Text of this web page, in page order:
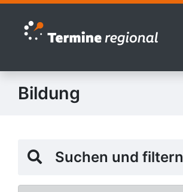
Zur Navigation springen
Zum Inhalt springen
Bildung
Suchen und filtern